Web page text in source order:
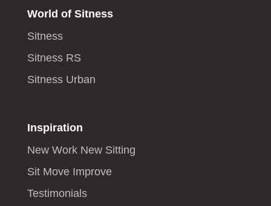
World of Sitness
Sitness
Sitness RS
Sitness Urban
Inspiration
New Work New Sitting
Sit Move Improve
Testimonials